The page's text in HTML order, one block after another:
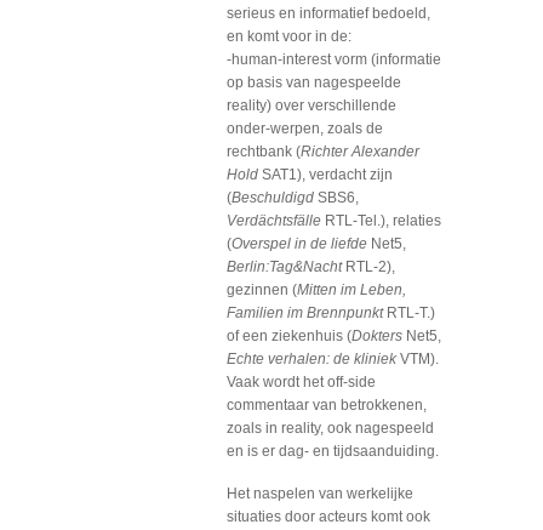
serieus en informatief bedoeld,
en komt voor in de:
-human-interest vorm (informatie
op basis van nagespeelde
reality) over verschillende
onder-werpen, zoals de
rechtbank (Richter Alexander
Hold SAT1), verdacht zijn
(Beschuldigd SBS6,
Verdächtsfälle RTL-Tel.), relaties
(Overspel in de liefde Net5,
Berlin:Tag&NachtRTL-2),
gezinnen (Mitten im Leben,
Familien im BrennpunktRTL-T.)
of een ziekenhuis (Dokters Net5,
Echte verhalen: de kliniek VTM).
Vaak wordt het off-side
commentaar van betrokkenen,
zoals in reality, ook nagespeeld
en is er dag- en tijdsaanduiding.
Het naspelen van werkelijke
situaties door acteurs komt ook